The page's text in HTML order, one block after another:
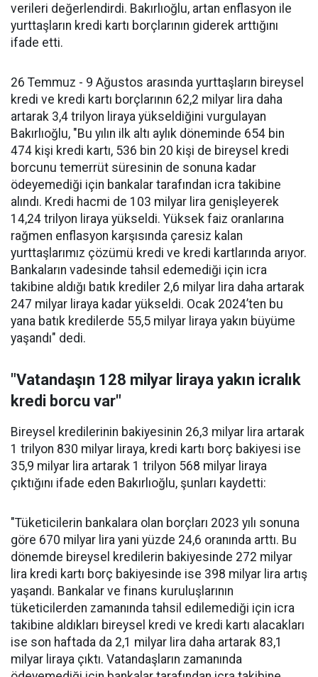
verileri değerlendirdi. Bakırlıoğlu, artan enflasyon ile
yurttaşların kredi kartı borçlarının giderek arttığını
ifade etti.
26 Temmuz - 9 Ağustos arasında yurttaşların bireysel
kredi ve kredi kartı borçlarının 62,2 milyar lira daha
artarak 3,4 trilyon liraya yükseldiğini vurgulayan
Bakırlıoğlu, "Bu yılın ilk altı aylık döneminde 654 bin
474 kişi kredi kartı, 536 bin 20 kişi de bireysel kredi
borcunu temerrüt süresinin de sonuna kadar
ödeyemediği için bankalar tarafından icra takibine
alındı. Kredi hacmi de 103 milyar lira genişleyerek
14,24 trilyon liraya yükseldi. Yüksek faiz oranlarına
rağmen enflasyon karşısında çaresiz kalan
yurttaşlarımız çözümü kredi ve kredi kartlarında arıyor.
Bankaların vadesinde tahsil edemediği için icra
takibine aldığı batık krediler 2,6 milyar lira daha artarak
247 milyar liraya kadar yükseldi. Ocak 2024’ten bu
yana batık kredilerde 55,5 milyar liraya yakın büyüme
yaşandı" dedi.
"Vatandaşın 128 milyar liraya yakın icralık
kredi borcu var"
Bireysel kredilerinin bakiyesinin 26,3 milyar lira artarak
1 trilyon 830 milyar liraya, kredi kartı borç bakiyesi ise
35,9 milyar lira artarak 1 trilyon 568 milyar liraya
çıktığını ifade eden Bakırlıoğlu, şunları kaydetti:
"Tüketicilerin bankalara olan borçları 2023 yılı sonuna
göre 670 milyar lira yani yüzde 24,6 oranında arttı. Bu
dönemde bireysel kredilerin bakiyesinde 272 milyar
lira kredi kartı borç bakiyesinde ise 398 milyar lira artış
yaşandı. Bankalar ve finans kuruluşlarının
tüketicilerden zamanında tahsil edilemediği için icra
takibine aldıkları bireysel kredi ve kredi kartı alacakları
ise son haftada da 2,1 milyar lira daha artarak 83,1
milyar liraya çıktı. Vatandaşların zamanında